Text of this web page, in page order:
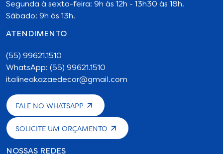
Segunda à sexta-feira: 9h às 12h - 13h30 às 18h.
Sábado: 9h às 13h.
ATENDIMENTO
(55) 99621.1510
WhatsApp: (55) 99621.1510
italineakazaedecor@gmail.com
FALE NO WHATSAPP
SOLICITE UM ORÇAMENTO
NOSSAS REDES